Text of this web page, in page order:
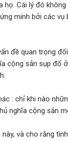
họ. Cái lý đó
minh bởi các
đề quan trọng
cộng sản sụp đổ
: chỉ khi nào
nghĩa cộng sản
và cho rằng